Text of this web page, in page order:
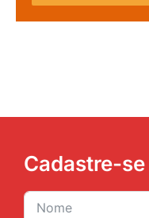
Cadastre-se